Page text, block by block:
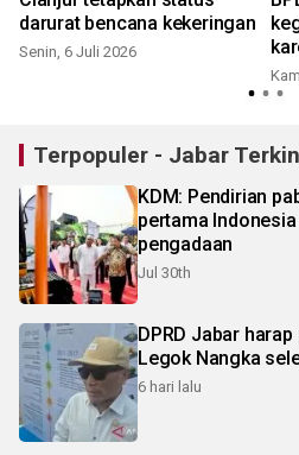
darurat bencana kekeringan
Senin, 6 Juli 2026
Terpopuler - Jabar
KDM: Pendirian
pertama
pengadaan
Jul 30th
DPRD Jabar
Legok Nangka
6 hari lalu